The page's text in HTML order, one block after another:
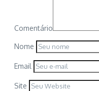
Comentário
Nome
Email
Site